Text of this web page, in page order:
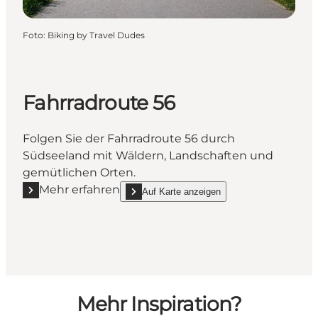
Foto: Biking by Travel Dudes
Fahrradroute 56
Folgen Sie der Fahrradroute 56 durch
Südseeland mit Wäldern, Landschaften und
gemütlichen Orten.
Mehr erfahren
Mehr erfahren "Fahrradroute 56"
Auf Karte anzeigen
show Fahrradroute 56 on_map
Mehr Inspiration?